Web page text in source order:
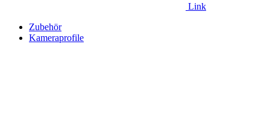
Link
Zubehör
Kameraprofile